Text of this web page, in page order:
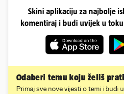
Skini aplikaciju za najbolje
komentiraj i budi uvijek u
Odaberi temu koju želiš
Primaj sve nove vijesti o temi i budi